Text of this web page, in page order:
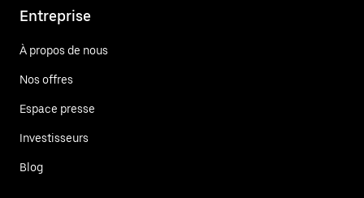
Entreprise
À propos de nous
Nos offres
Espace presse
Investisseurs
Blog